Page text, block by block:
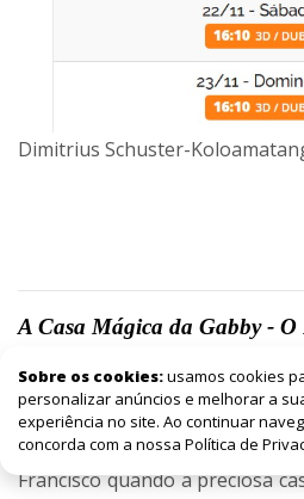
Dimitrius Schuster-
A Casa Mágica da Gabby -
SINOPSE
Em A Casa Mágica da Gabby:
Gigi estão numa viagem de
Francisco quando a preciosa
Sobre os cookies:usamos cookies
personalizar anúncios e melhorar a
experiência no site. Ao continuar
concorda com a nossa Política de